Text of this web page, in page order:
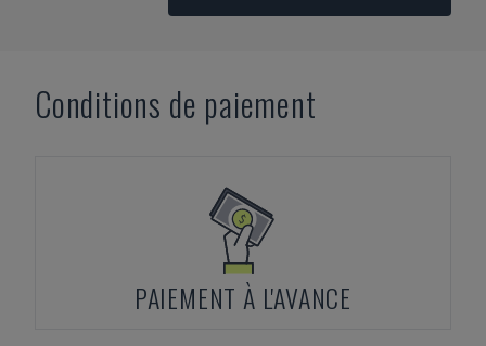
Conditions de paiement
PAIEMENT À L'AVANCE